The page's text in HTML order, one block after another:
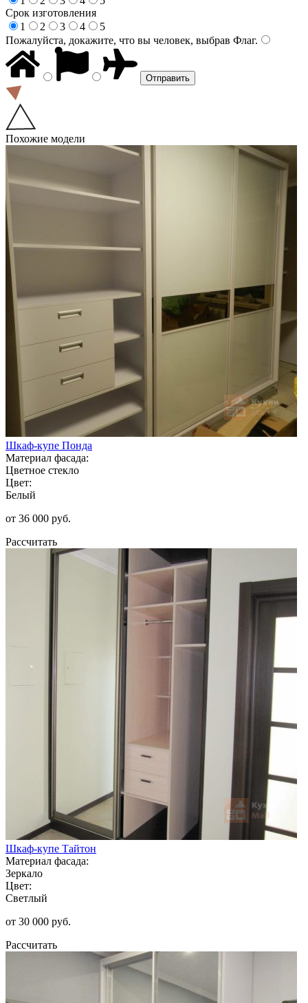
Срок изготовления
1
2 3 4
5
Пожалуйста, докажите, что вы человек, выбрав Флаг.
Похожие модели
Шкаф-купе Понда
Материал фасада:
Цветное стекло
Цвет:
Белый
от 36 000 руб.
Рассчитать
Шкаф-купе Тайтон
Материал фасада:
Зеркало
Цвет:
Светлый
от 30 000 руб.
Рассчитать